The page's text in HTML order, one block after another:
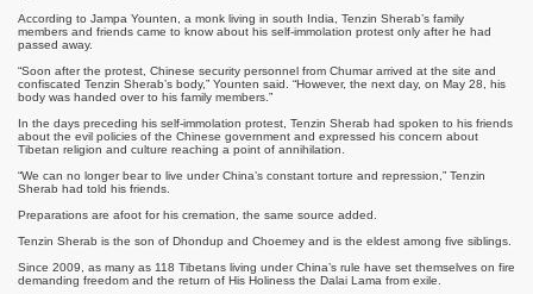
According to Jampa Younten, a monk living in south India, Tenzin Sherab’s family
members and friends came to know about his self-immolation protest only after he had
passed away.
“Soon after the protest, Chinese security personnel from Chumar arrived at the site and
confiscated Tenzin Sherab’s body,” Younten said. “However, the next day, on May 28, his
body was handed over to his family members.”
In the days preceding his self-immolation protest, Tenzin Sherab had spoken to his friends
about the evil policies of the Chinese government and expressed his concern about
Tibetan religion and culture reaching a point of annihilation.
“We can no longer bear to live under China’s constant torture and repression,” Tenzin
Sherab had told his friends.
Preparations are afoot for his cremation, the same source added.
Tenzin Sherab is the son of Dhondup and Choemey and is the eldest among five siblings.
Since 2009, as many as 118 Tibetans living under China’s rule have set themselves on fire
demanding freedom and the return of His Holiness the Dalai Lama from exile.